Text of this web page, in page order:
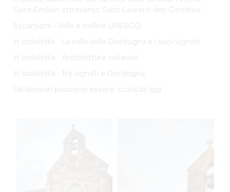
Saint-Emilion attraverso Saint-Laurent-des-Combes:
Escursioni - Valle e colline UNESCO
In bicicletta - La valle della Dordogna e i suoi vigneti
In bicicletta - Architetture notevoli
In bicicletta - Tra vigneti e Dordogna
Gli itinerari possono essere scaricati